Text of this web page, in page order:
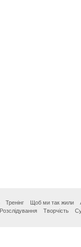
Тренінг Щоб ми так жили
Розслідування Творчість